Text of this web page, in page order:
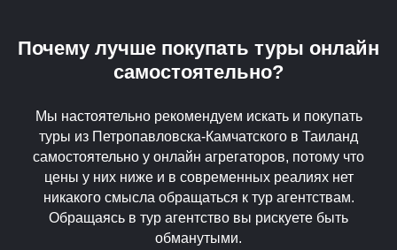
Почему лучше покупать туры онлайн
самостоятельно?
Мы настоятельно рекомендуем искать и покупать
туры из Петропавловска-Камчатского в Таиланд
самостоятельно у онлайн агрегаторов, потому что
цены у них ниже и в современных реалиях нет
никакого смысла обращаться к тур агентствам.
Обращаясь в тур агентство вы рискуете быть
обманутыми.